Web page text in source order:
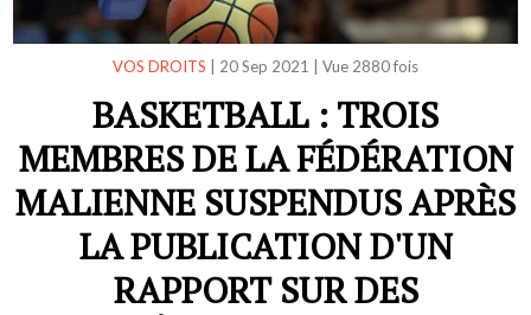
VOS DROITS 20 Sep 2021 Vue 2880 fois
BASKETBALL : TROIS
MEMBRES DE LA FÉDÉRATION
MALIENNE SUSPENDUS APRÈS
LA PUBLICATION D'UN
RAPPORT SUR DES